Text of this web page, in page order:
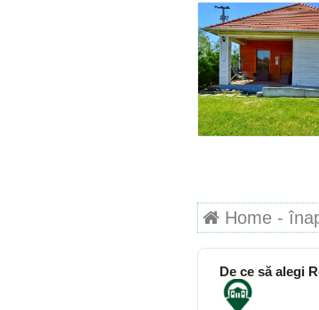
Home -
De ce să alegi